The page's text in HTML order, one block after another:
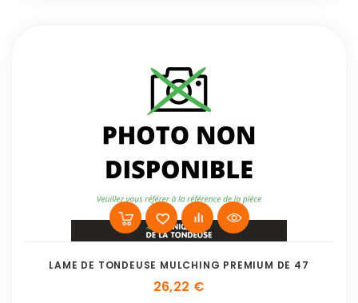
LAME DE TONDEUSE MULCHING PREMIUM DE 47
26,22 €